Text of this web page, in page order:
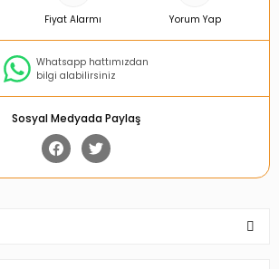
Fiyat Alarmı Yorum Yap
Whatsapp hattımızdan
bilgi alabilirsiniz
Sosyal Medyada Paylaş